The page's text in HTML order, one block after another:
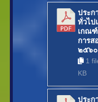
ประก
ทั่วไป
เกณฑ์
การส
๒๕๖๐
1
KB
ประ